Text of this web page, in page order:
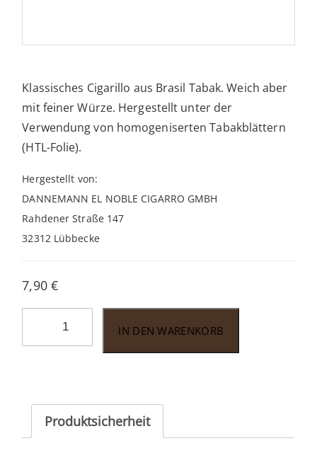
Klassisches Cigarillo aus Brasil Tabak. Weich aber
mit feiner Würze. Hergestellt unter der
Verwendung von homogeniserten Tabakblättern
(HTL-Folie).
Hergestellt von:
DANNEMANN EL NOBLE CIGARRO GMBH
Rahdener Straße 147
32312 Lübbecke
7,90 €
IN DEN WARENKORB
Produktsicherheit